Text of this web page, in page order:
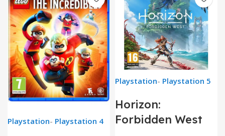
Playstation- Playstation 4
Playstation- Playstation 5
Horizon:
Forbidden West